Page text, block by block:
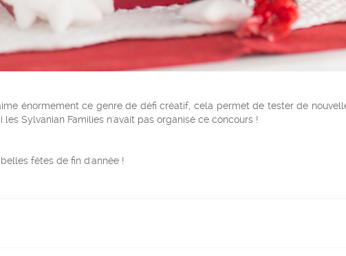
énormement ce genre de défi créatif, cela permet de tester de
les Sylvanian Families n'avait pas organisé ce concours !
fêtes de fin d'année !